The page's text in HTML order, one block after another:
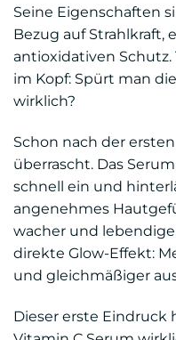
Seine Eigenschaften
Bezug auf Strahlkraft,
antioxidativen
im Kopf: Spürt man
wirklich?
Schon nach der
überrascht. Das
schnell ein und
angenehmes
wacher und
direkte Glow-Effekt:
und gleichmäßiger
Dieser erste Eindruck